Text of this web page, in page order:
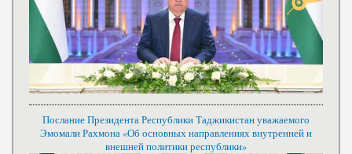
Послание Президента Республики Таджикистан уважаемого
Эмомали Рахмона «Об основных направлениях внутренней и
внешней политики республики»